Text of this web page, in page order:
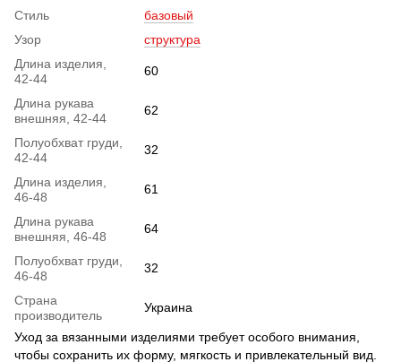
Стиль
базовый
Узор
структура
Длина изделия,
42-44
60
Длина рукава
внешняя, 42-44
62
Полуобхват груди,
42-44
32
Длина изделия,
46-48
61
Длина рукава
внешняя, 46-48
64
Полуобхват груди,
46-48
32
Страна
производитель
Украина
Уход за вязанными изделиями требует особого внимания,
чтобы сохранить их форму, мягкость и привлекательный вид.